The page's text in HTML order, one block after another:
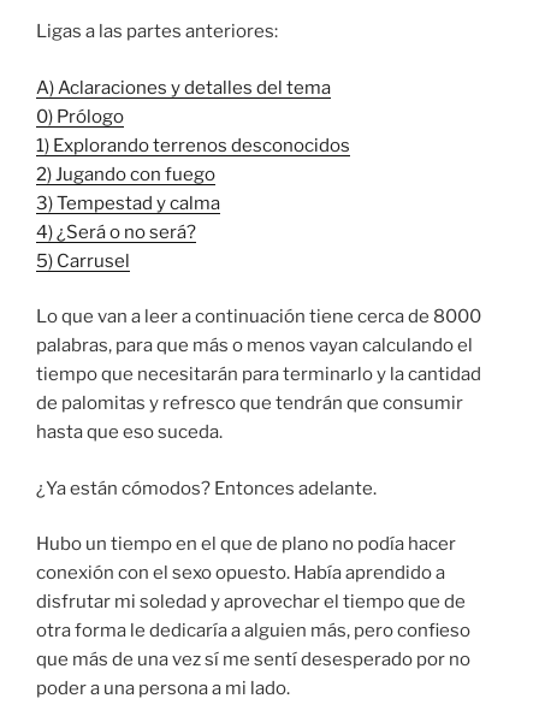
Ligas a las partes anteriores:
A) Aclaraciones y detalles del tema
0) Prólogo
1) Explorando terrenos desconocidos
2) Jugando con fuego
3) Tempestad y calma
4) ¿Será o no será?
5) Carrusel
Lo que van a leer a continuación tiene cerca de 8000
palabras, para que más o menos vayan calculando el
tiempo que necesitarán para terminarlo y la cantidad
de palomitas y refresco que tendrán que consumir
hasta que eso suceda.
¿Ya están cómodos? Entonces adelante.
Hubo un tiempo en el que de plano no podía hacer
conexión con el sexo opuesto. Había aprendido a
disfrutar mi soledad y aprovechar el tiempo que de
otra forma le dedicaría a alguien más, pero confieso
que más de una vez sí me sentí desesperado por no
poder a una persona a mi lado.